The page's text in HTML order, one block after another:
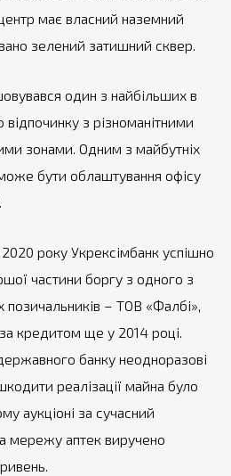
має власний наземний
зелений затишний сквер.
один з найбільших в
відпочинку з різноманітними
зонами. Одним з майбутніх
бути облаштування офісу
року Укрексімбанк успішно
частини боргу з одного з
– ТОВ «Фалбі»,
кредитом ще у 2014 році.
банку неодноразові
реалізації майна було
аукціоні за сучасний
мережу аптек виручено